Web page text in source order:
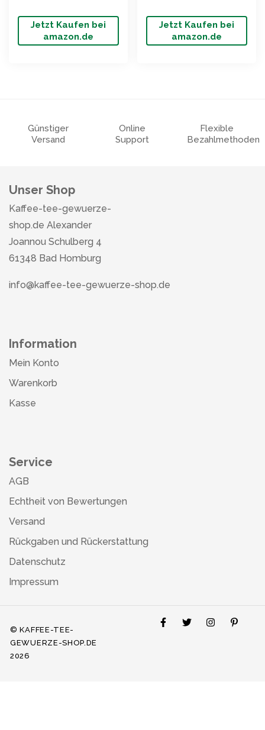
Jetzt Kaufen bei
amazon.de
Jetzt Kaufen bei
amazon.de
Günstiger
Versand
Online
Support
Flexible
Bezahlmethoden
Unser Shop
Kaffee-tee-gewuerze-
shop.de Alexander
Joannou Schulberg 4
61348 Bad Homburg
info@kaffee-tee-gewuerze-shop.de
Information
Mein Konto
Warenkorb
Kasse
Service
AGB
Echtheit von Bewertungen
Versand
Rückgaben und Rückerstattung
Datenschutz
Impressum
© KAFFEE-TEE-
GEWUERZE-SHOP.DE
2026